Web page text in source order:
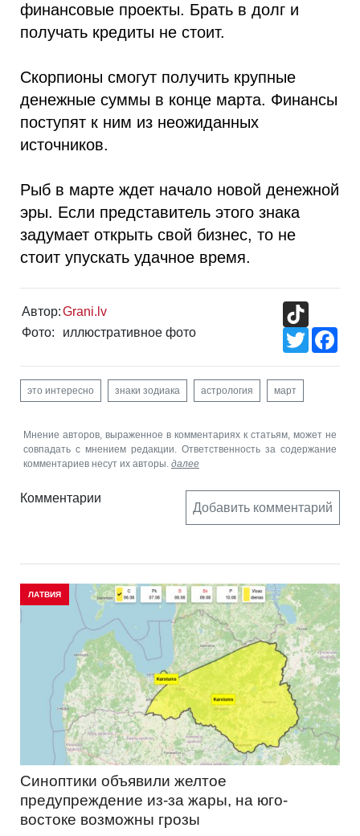
финансовые проекты. Брать в долг и
получать кредиты не стоит.
Скорпионы смогут получить крупные
денежные суммы в конце марта. Финансы
поступят к ним из неожиданных
источников.
Рыб в марте ждет начало новой денежной
эры. Если представитель этого знака
задумает открыть свой бизнес, то не
стоит упускать удачное время.
Автор:Grani.lv
Фото:
иллюстративное фото
Twitter
это интересно знаки зодиака астрология март
Мнение авторов, выраженное в комментариях к статьям, может не
совпадать с мнением редакции. Ответственность за содержание
комментариев несут их авторы. далее
Комментарии
Добавить комментарий
ЛАТВИЯ
Синоптики объявили желтое
предупреждение из-за жары, на юго-
востоке возможны грозы